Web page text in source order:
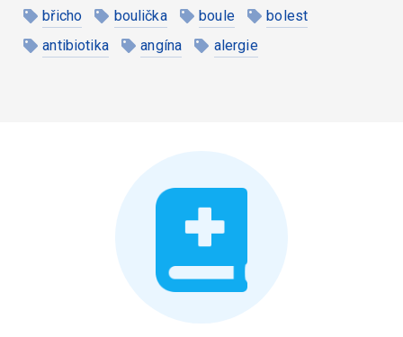
břicho
boulička boule
bolest
antibiotika
angína alergie